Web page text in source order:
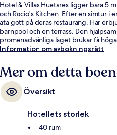
Hotel & Villas Huetares ligger bara 5
och Rocio's Kitchen. Efter en simtur i
äta gott på deras restaurang. Här
barnpool och en terrass. Den
promenadvänliga läget brukar få
Information om avbokningsrätt
Mer om detta
Översikt
Hotellets storlek
40 rum